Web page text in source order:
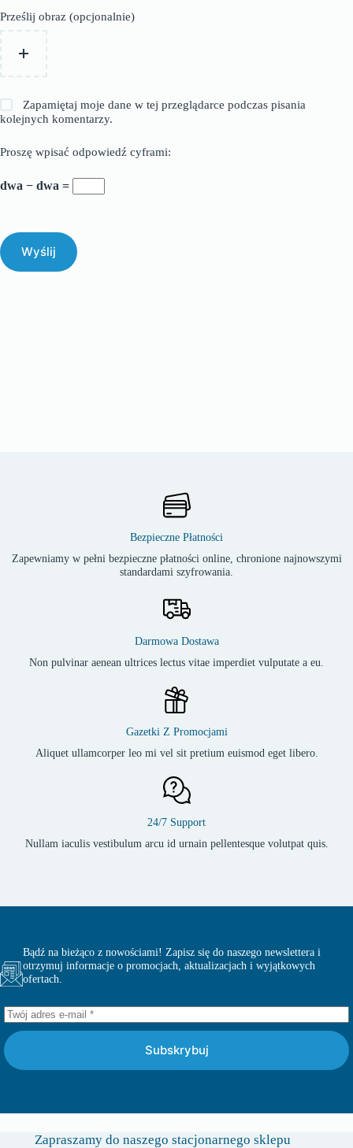
Prześlij obraz (opcjonalnie)
Zapamiętaj moje dane w tej przeglądarce podczas pisania
kolejnych komentarzy.
Proszę wpisać odpowiedź cyframi:
dwa − dwa =
Wyślij
Bezpieczne Płatności
Zapewniamy w pełni bezpieczne płatności online, chronione najnowszymi
standardami szyfrowania.
Darmowa Dostawa
Non pulvinar aenean ultrices lectus vitae imperdiet vulputate a eu.
Gazetki Z Promocjami
Aliquet ullamcorper leo mi vel sit pretium euismod eget libero.
24/7 Support
Nullam iaculis vestibulum arcu id urnain pellentesque volutpat quis.
Bądź na bieżąco z nowościami! Zapisz się do naszego newslettera i
otrzymuj informacje o promocjach, aktualizacjach i wyjątkowych
ofertach.
Subskrybuj
Zapraszamy do naszego stacjonarnego sklepu